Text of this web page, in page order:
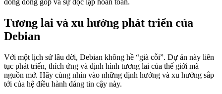
đồng đóng góp và sự độc lập hoàn toàn.
Tương lai và xu hướng phát triển của
Debian
Với một lịch sử lâu đời, Debian không hề “già cỗi”. Dự án này liên
tục phát triển, thích ứng và định hình tương lai của thế giới mã
nguồn mở. Hãy cùng nhìn vào những định hướng và xu hướng sắp
tới của hệ điều hành đáng tin cậy này.